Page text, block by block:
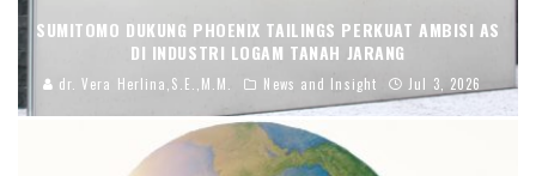
SUMITOMO DUKUNG PHOENIX TAILINGS PERKUAT AMBISI AS
DI INDUSTRI LOGAM TANAH JARANG
dr. Vera Herlina,S.E.,M.M. News and Insight Jul 3, 2026